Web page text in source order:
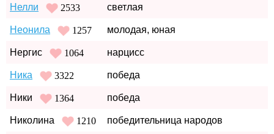
Нелли 2533 светлая
Неонила 1257 молодая, юная
Нергис 1064 нарцисс
Ника 3322 победа
Ники 1364 победа
Николина 1210 победительница народов